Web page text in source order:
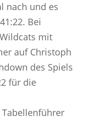
nach und es
Bei
mit
auf Christoph
des Spiels
für die